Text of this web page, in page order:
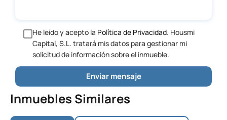
He leído y acepto la Política de Privacidad. Housmi
Capital, S.L. tratará mis datos para gestionar mi
solicitud de información sobre el inmueble.
Inmuebles Similares